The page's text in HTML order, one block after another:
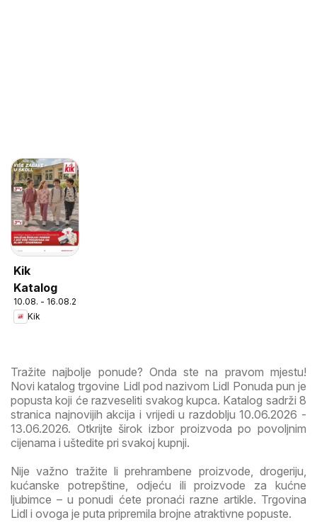
Kik
Katalog
10.08. - 16.08.2026
Kik
Tražite najbolje ponude? Onda ste na pravom mjestu!
Novi katalog trgovine Lidl pod nazivom Lidl Ponuda pun je
popusta koji će razveseliti svakog kupca. Katalog sadrži 8
stranica najnovijih akcija i vrijedi u razdoblju 10.06.2026 -
13.06.2026. Otkrijte širok izbor proizvoda po povoljnim
cijenama i uštedite pri svakoj kupnji.
Nije važno tražite li prehrambene proizvode, drogeriju,
kućanske potrepštine, odjeću ili proizvode za kućne
ljubimce – u ponudi ćete pronaći razne artikle. Trgovina
Lidl i ovoga je puta pripremila brojne atraktivne popuste.